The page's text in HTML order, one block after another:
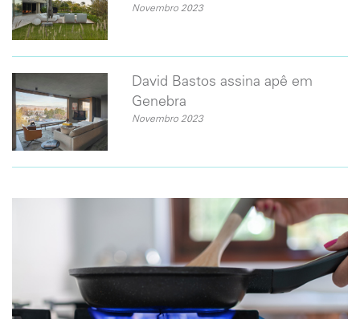
Novembro 2023
David Bastos assina apê em
Genebra
Novembro 2023